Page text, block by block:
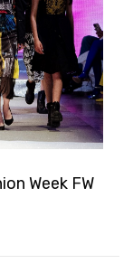
Week FW